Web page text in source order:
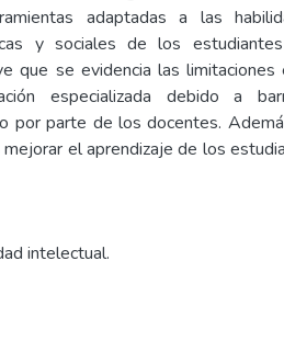
adaptadas a las
y sociales de los
que se evidencia las limitaciones
especializada debido a
por parte de los docentes.
el aprendizaje de los
intelectual.